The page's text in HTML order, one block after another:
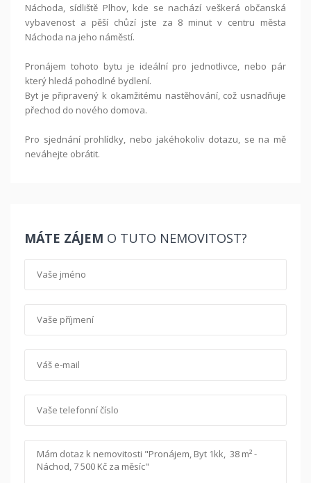
Náchoda, sídliště Plhov, kde se nachází veškerá občanská
vybavenost a pěší chůzí jste za 8 minut v centru města
Náchoda na jeho náměstí.
Pronájem tohoto bytu je ideální pro jednotlivce, nebo pár
který hledá pohodlné bydlení.
Byt je připravený k okamžitému nastěhování, což usnadňuje
přechod do nového domova.
Pro sjednání prohlídky, nebo jakéhokoliv dotazu, se na mě
neváhejte obrátit.
MÁTE ZÁJEM O TUTO NEMOVITOST?